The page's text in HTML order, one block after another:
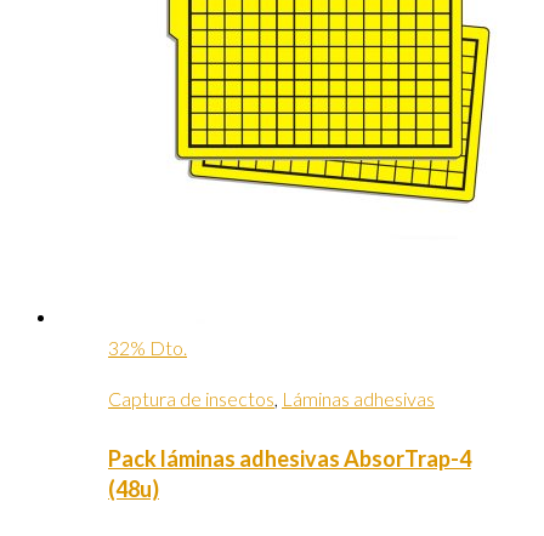
32% Dto.
Captura de insectos, Láminas adhesivas
Pack láminas adhesivas AbsorTrap-4
(48u)